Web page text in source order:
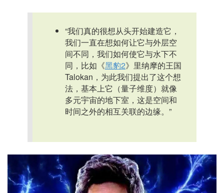
“我们真的很想从头开始建造它，
我们一直在想如何让它与外层空
间不同，我们如何使它与水下不
同，比如《黑豹2》里纳摩的王国
Talokan，为此我们提出了这个想
法，基本上它（量子维度）就像
多元宇宙的地下室，这是空间和
时间之外的相互关联的边缘。”